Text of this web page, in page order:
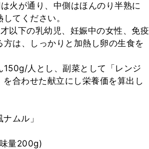
火が通り、中側はほんのり半熟に
てください。
以下の乳幼児、妊娠中の女性、免疫
方は、しっかりと加熱し卵の生食を
150g/人とし、副菜として「レンジ
合わせた献立にし栄養価を算出し
ムル」
量200g)